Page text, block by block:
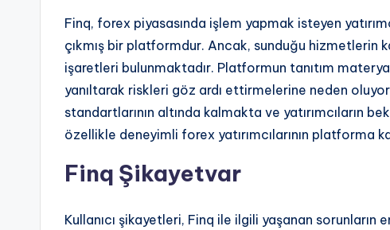
Finq, forex piyasasında işlem yapmak isteyen
çıkmış bir platformdur. Ancak, sunduğu hizmetlerin
işaretleri bulunmaktadır. Platformun tanıtım
yanıltarak riskleri göz ardı ettirmelerine neden
standartlarının altında kalmakta ve yatırımcıların
özellikle deneyimli forex yatırımcılarının platforma
Finq Şikayetvar
Kullanıcı şikayetleri, Finq ile ilgili yaşanan